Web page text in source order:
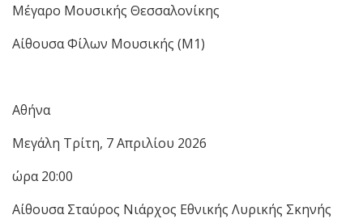
Μέγαρο Μουσικής Θεσσαλονίκης
Αίθουσα Φίλων Μουσικής (Μ1)
Αθήνα
Μεγάλη Τρίτη, 7 Απριλίου 2026
ώρα 20:00
Αίθουσα Σταύρος Νιάρχος Εθνικής Λυρικής Σκηνής